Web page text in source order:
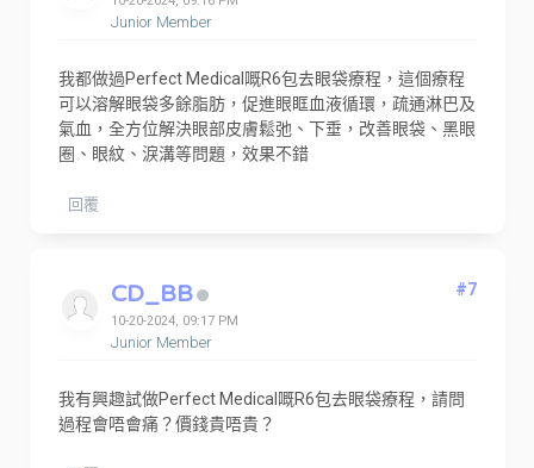
Junior Member
我都做過Perfect Medical嘅R6包去眼袋療程，這個療程
可以溶解眼袋多餘脂肪，促進眼眶血液循環，疏通淋巴及
氣血，全方位解決眼部皮膚鬆弛、下垂，改善眼袋、黑眼
圈、眼紋、淚溝等問題，效果不錯
回覆
CD_BB
10-20-2024, 09:17 PM
Junior Member
#7
我有興趣試做Perfect Medical嘅R6包去眼袋療程，請問
過程會唔會痛？價錢貴唔貴？